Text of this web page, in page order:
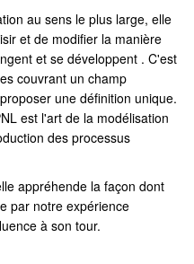
au sens le plus large, elle
et de modifier la manière
et se développent . C'est
couvrant un champ
une définition unique.
est l'art de la modélisation
des processus
appréhende la façon dont
par notre expérience
à son tour.